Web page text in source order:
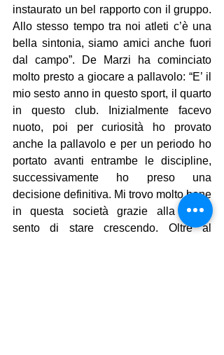
instaurato un bel rapporto con il gruppo.
Allo stesso tempo tra noi atleti c’è una
bella sintonia, siamo amici anche fuori
dal campo”. De Marzi ha cominciato
molto presto a giocare a pallavolo: “E’ il
mio sesto anno in questo sport, il quarto
in questo club. Inizialmente facevo
nuoto, poi per curiosità ho provato
anche la pallavolo e per un periodo ho
portato avanti entrambe le discipline,
successivamente ho preso una
decisione definitiva. Mi trovo molto bene
in questa società grazie alla quale
sento di stare crescendo. Oltre al